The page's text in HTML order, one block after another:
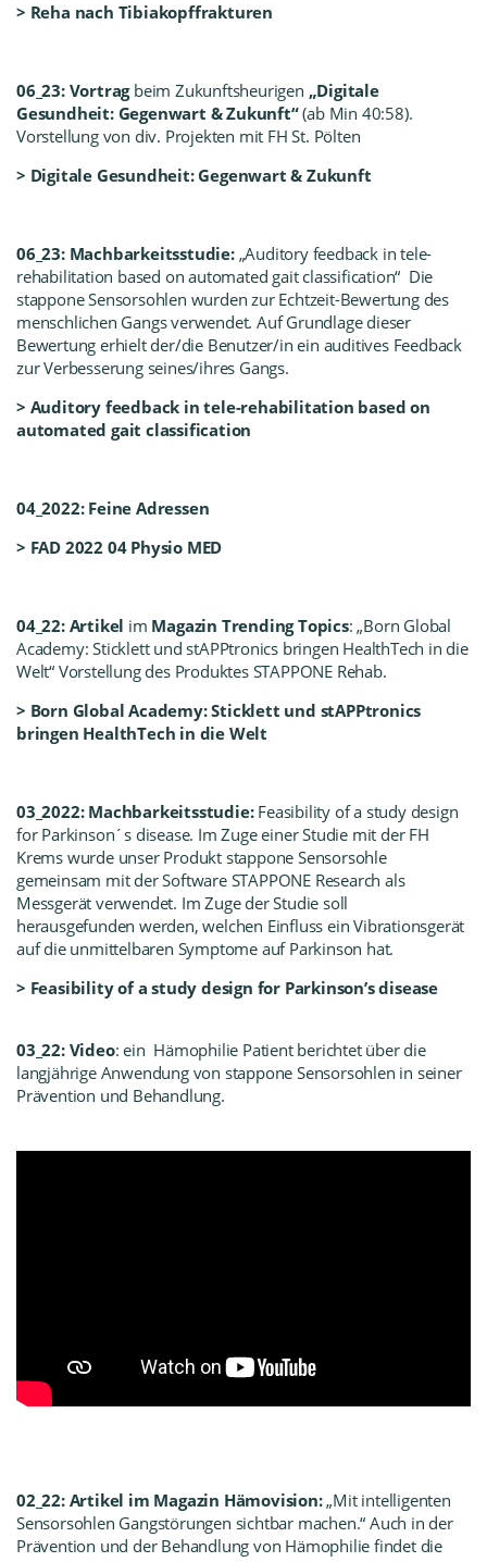
> Reha nach Tibiakopffrakturen
06_23: Vortragbeim Zukunftsheurigen „Digitale
Gesundheit: Gegenwart & Zukunft“(ab Min 40:58).
Vorstellung von div. Projekten mit FH St. Pölten
> Digitale Gesundheit: Gegenwart & Zukunft
06_23: Machbarkeitsstudie:„Auditory feedback in tele-
rehabilitation based on automated gait classification“ Die
stappone Sensorsohlen wurden zur Echtzeit-Bewertung des
menschlichen Gangs verwendet. Auf Grundlage dieser
Bewertung erhielt der/die Benutzer/in ein auditives Feedback
zur Verbesserung seines/ihres Gangs.
> Auditory feedback in tele-rehabilitation based on
automated gait classification
04_2022: Feine Adressen
> FAD 2022 04 Physio MED
04_22: Artikel im Magazin Trending Topics: „Born Global
Academy: Sticklett und stAPPtronics bringen HealthTech in die
Welt“ Vorstellung des Produktes STAPPONE Rehab.
> Born Global Academy: Sticklett und stAPPtronics
bringen HealthTech in die Welt
03_2022: Machbarkeitsstudie:Feasibility of a study design
for Parkinson´s disease. Im Zuge einer Studie mit der FH
Krems wurde unser Produkt stappone Sensorsohle
gemeinsam mit der Software STAPPONE Research als
Messgerät verwendet. Im Zuge der Studie soll
herausgefunden werden, welchen Einfluss ein Vibrationsgerät
auf die unmittelbaren Symptome auf Parkinson hat.
> Feasibility of a study design for Parkinson’s disease
03_22: Video: ein Hämophilie Patient berichtet über die
langjährige Anwendung von stappone Sensorsohlen in seiner
Prävention und Behandlung.
02_22: Artikel im Magazin Hämovision:„Mit intelligenten
Sensorsohlen Gangstörungen sichtbar machen.“ Auch in der
Prävention und der Behandlung von Hämophilie findet die